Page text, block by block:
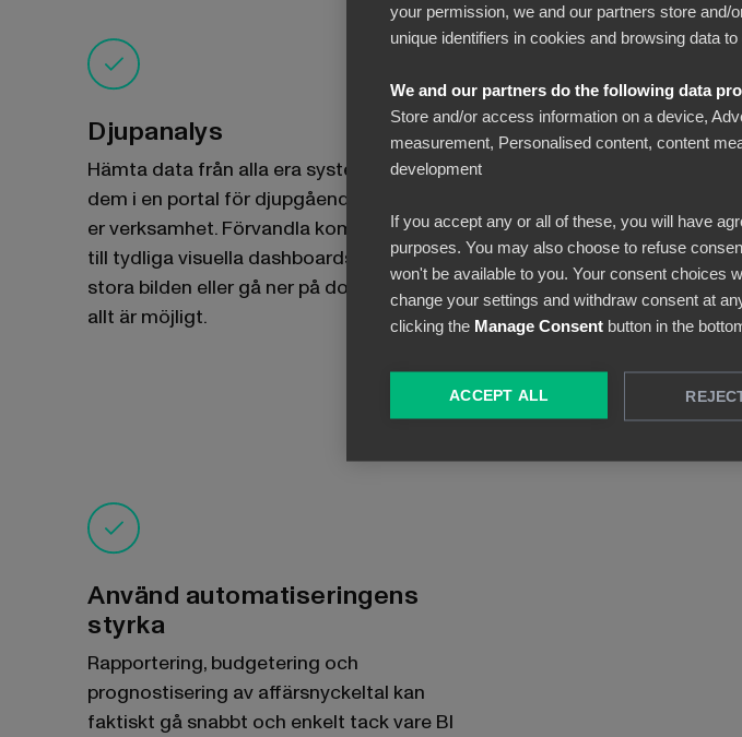
your permission, we and our partners store
unique identifiers in cookies and browsing data
We and our partners do the following data
Store and/or access information on a device,
measurement, Personalised content, content
development
If you accept any or all of these, you will have
purposes. You may also choose to refuse
won't be available to you. Your consent choices
change your settings and withdraw consent at
clicking the Manage Consent button in the
ACCEPT ALL
Djupanalys
Hämta data från alla era system och samla
dem i en portal för djupgående insikter om
er verksamhet. Förvandla komplicerade data
till tydliga visuella dashboards. Beundra den
stora bilden eller gå ner på dokumentnivå -
allt är möjligt.
Se bortom
bilden eller gå ner på
möjligt.
Använd automatiseringens
styrka
Rapportering, budgetering och
prognostisering av affärsnyckeltal kan
faktiskt gå snabbt och enkelt tack vare BI